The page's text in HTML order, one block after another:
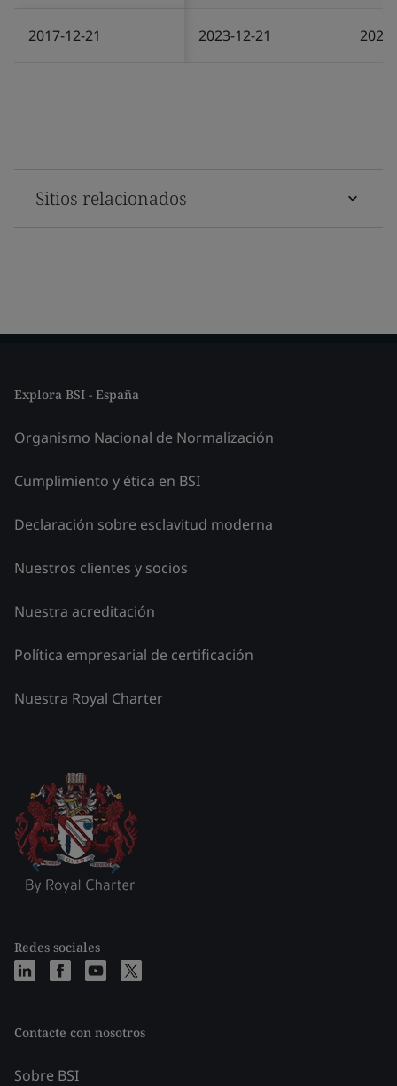
2017-12-21 2023-12-21
Sitios relacionados
Explora BSI - España
Organismo Nacional de Normalización
Cumplimiento y ética en BSI
Declaración sobre esclavitud moderna
Nuestros clientes y socios
Nuestra acreditación
Política empresarial de certificación
Nuestra Royal Charter
Redes sociales
Contacte con nosotros
Sobre BSI